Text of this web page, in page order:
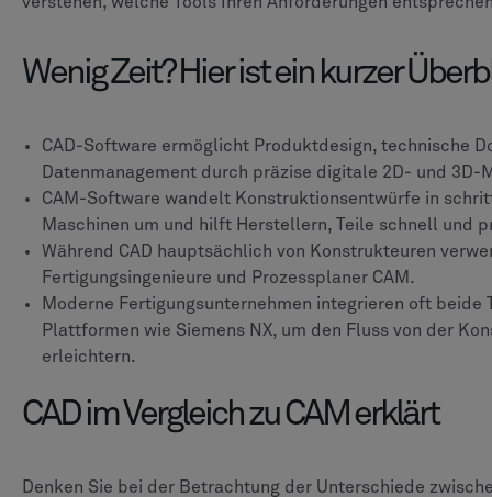
Wenig Zeit? Hier ist ein kurzer
CAD-Software ermöglicht Produktdesign, technische
Datenmanagement durch präzise digitale 2D- und 3D-
CAM-Software wandelt Konstruktionsentwürfe in
Maschinen um und hilft Herstellern, Teile schnell und
Während CAD hauptsächlich von Konstrukteuren
Fertigungsingenieure und Prozessplaner CAM.
Moderne Fertigungsunternehmen integrieren oft beide
Plattformen wie Siemens NX, um den Fluss von der
erleichtern.
CAD im Vergleich zu CAM erklärt
Denken Sie bei der Betrachtung der Unterschiede